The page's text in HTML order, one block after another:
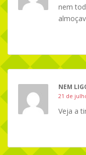
nem
NEM
21 de
Veja a